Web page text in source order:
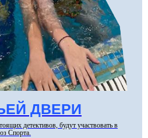
ДВЕРИ
детективов, будут участвовать в
Спорта.